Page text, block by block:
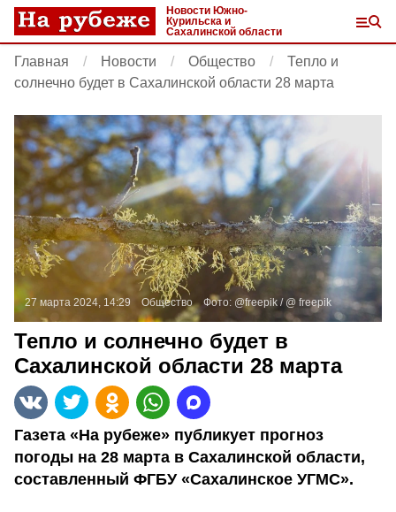
Новости Южно-
Курильска и
Сахалинской области
Главная Новости Общество
Тепло и
солнечно будет в Сахалинской области 28 марта
27 марта 2024, 14:29 Общество Фото: @freepik / @ freepik
Тепло и солнечно будет в
Сахалинской области 28 марта
Газета «На рубеже» публикует прогноз
погоды на 28 марта в Сахалинской области,
составленный ФГБУ «Сахалинское УГМС».